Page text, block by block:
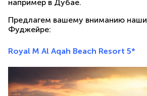
например в Дубае.
Предлагем вашему вниманию наши
Фуджейре:
Royal M Al Aqah Beach Resort 5*